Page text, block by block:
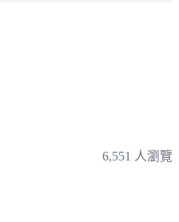
6,551 人瀏覽